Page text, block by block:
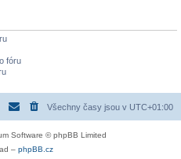
fóru
Všechny časy jsou v UTC+01:00
Software © phpBB Limited
– phpBB.cz